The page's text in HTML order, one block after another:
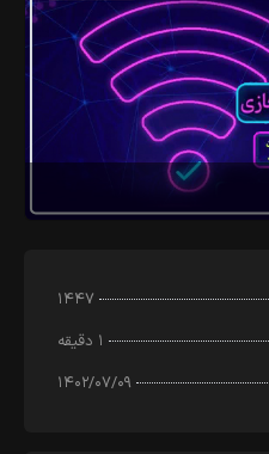
۱۴۴۷
۱ دقیقه
۱۴۰۲/۰۷/۰۹